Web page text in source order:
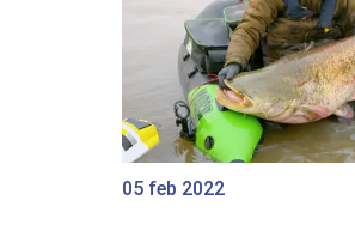
05 feb 2022